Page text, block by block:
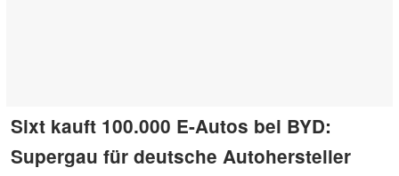
Sixt kauft 100.000 E-Autos bei BYD:
Supergau für deutsche Autohersteller